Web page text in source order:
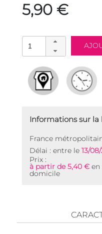
5,90 €
Informations sur la
France
Délai : entre le 13/
Prix :
à partir de 5,40 € en
domicile